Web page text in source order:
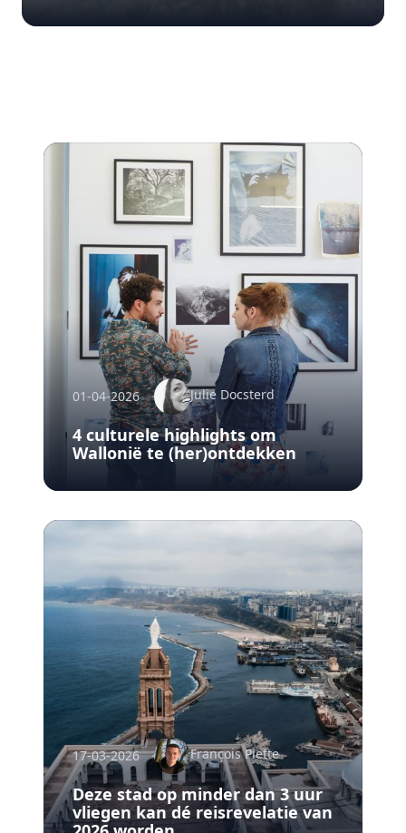
01-04-2026 Julie Docsterd
4 culturele highlights om
Wallonië te (her)ontdekken
17-03-2026 François Piette
Deze stad op minder dan 3 uur
vliegen kan dé reisrevelatie van